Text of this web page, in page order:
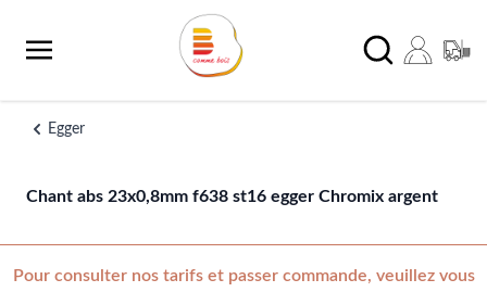
Chercher
Egger
Chant abs 23x0,8mm f638 st16 egger Chromix argent
Pour consulter nos tarifs et passer commande, veuillez vous